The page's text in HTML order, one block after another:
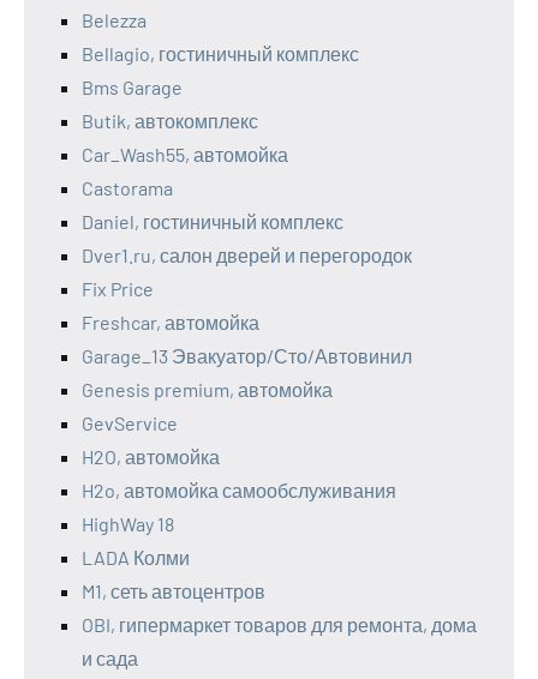
Belezza
Bellagio, гостиничный комплекс
Bms Garage
Butik, автокомплекс
Car_Wash55, автомойка
Castorama
Daniel, гостиничный комплекс
Dver1.ru, салон дверей и перегородок
Fix Price
Freshcar, автомойка
Garage_13 Эвакуатор/Сто/Автовинил
Genesis premium, автомойка
GevService
H2O, автомойка
H2o, автомойка самообслуживания
HighWay 18
LADA Колми
M1, сеть автоцентров
OBI, гипермаркет товаров для ремонта, дома
и сада